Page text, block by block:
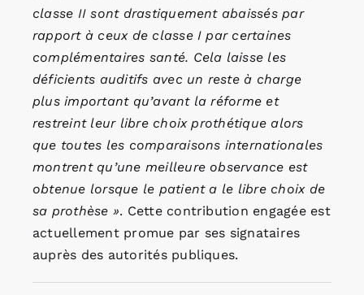
classe II sont drastiquement abaissés par
rapport à ceux de classe I par certaines
complémentaires santé. Cela laisse les
déficients auditifs avec un reste à charge
plus important qu’avant la réforme et
restreint leur libre choix prothétique alors
que toutes les comparaisons internationales
montrent qu’une meilleure observance est
obtenue lorsque le patient a le libre choix de
sa prothèse ». Cette contribution engagée est
actuellement promue par ses signataires
auprès des autorités publiques.